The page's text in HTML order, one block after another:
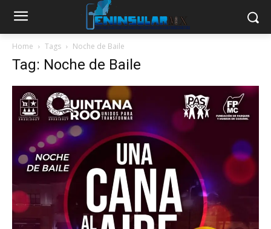
Home Tags Noche de Baile
Tag: Noche de Baile